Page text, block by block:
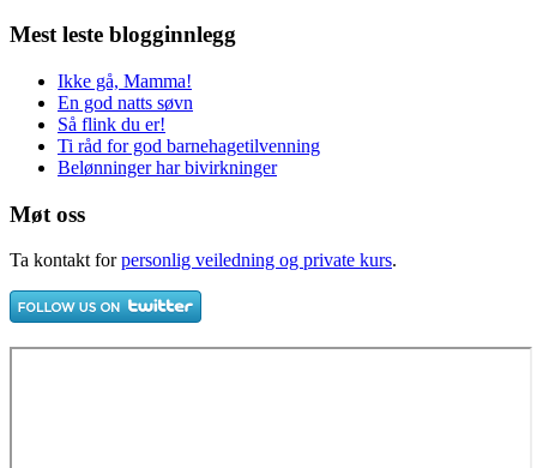
Mest leste blogginnlegg
Ikke gå, Mamma!
En god natts søvn
Så flink du er!
Ti råd for god barnehagetilvenning
Belønninger har bivirkninger
Møt oss
Ta kontakt forpersonlig veiledning og private kurs.